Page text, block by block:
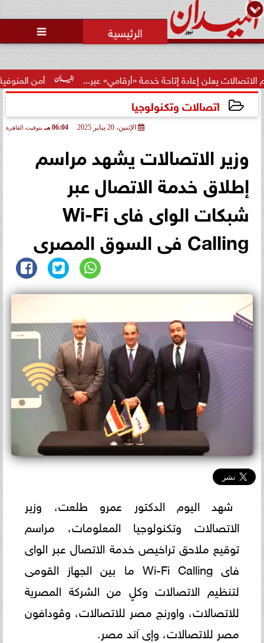

أمن المنوفية يكشف إعادة إتاحة خدمة «أرقامي» عبر...
اتصالات وتكنولوجيا
الإثنين، 20 يناير 2025 06:04 مـ بتوقيت القاهرة
وزير الاتصالات يشهد مراسم
إطلاق خدمة الاتصال عبر
شبكات الواى فاى Wi-Fi
Calling فى السوق المصرى
شهد اليوم الدكتور عمرو طلعت، وزير
الاتصالات وتكنولوجيا المعلومات، مراسم
توقيع ملاحق تراخيص خدمة الاتصال عبر الواى
فاى Wi-Fi Calling ما بين الجهاز القومى
لتنظيم الاتصالات وكلٍ من الشركة المصرية
للاتصالات، واورنچ مصر للاتصالات، وڤودافون
مصر للاتصالات، وإى آند مصر.